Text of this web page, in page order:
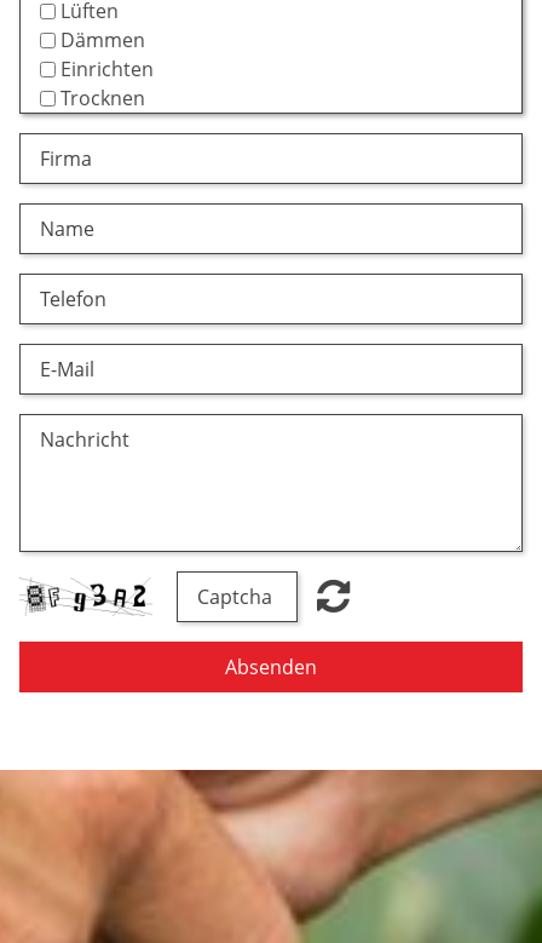
Lüften
Dämmen
Einrichten
Trocknen
Absenden